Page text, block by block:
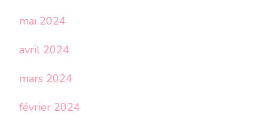
mai 2024
avril 2024
mars 2024
février 2024